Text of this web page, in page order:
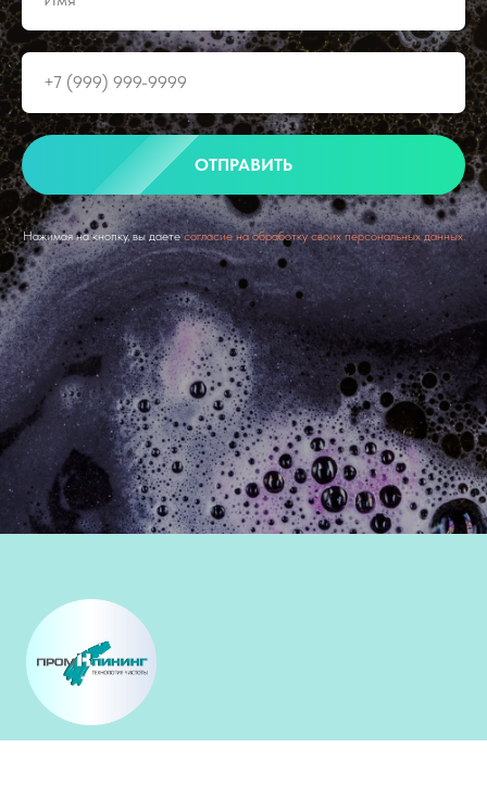
ОТПРАВИТЬ
Нажимая на кнопку, вы даетесогласие на обработку своих персональных данных.